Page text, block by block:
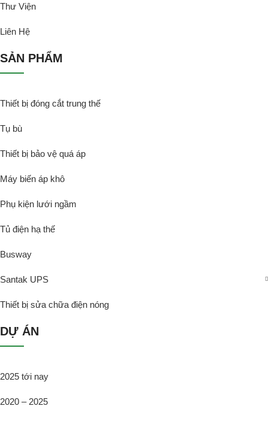
Thư Viện
Liên Hệ
SẢN PHẨM
Thiết bị đóng cắt trung thế
Tụ bù
Thiết bị bảo vệ quá áp
Máy biến áp khô
Phụ kiện lưới ngầm
Tủ điện hạ thế
Busway
Santak UPS
Thiết bị sửa chữa điện nóng
DỰ ÁN
2025 tới nay
2020 – 2025